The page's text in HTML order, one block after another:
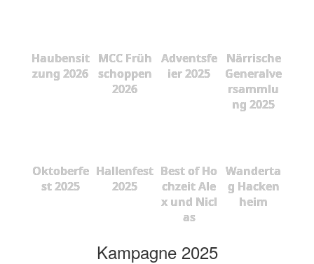
Haubensit
zung 2026
MCC Früh
schoppen
2026
Adventsfe
ier 2025
Närrische
Generalve
rsammlu
ng 2025
Oktoberfe
st 2025
Hallenfest
2025
Best of Ho
chzeit Ale
x und Nicl
as
Wanderta
g Hacken
heim
Kampagne 2025